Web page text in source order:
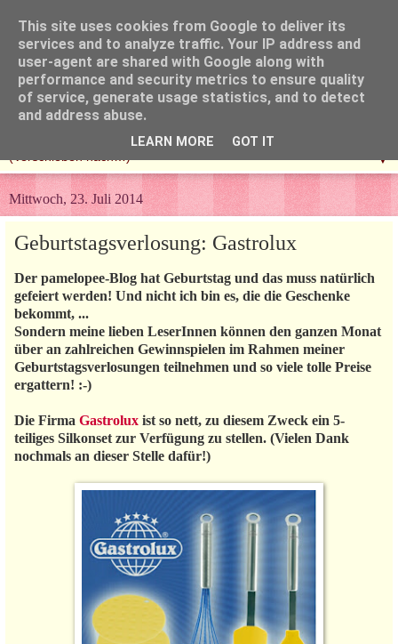
▼
Mittwoch, 23. Juli 2014
Geburtstagsverlosung: Gastrolux
Der pamelopee-Blog hat Geburtstag und das muss natürlich
gefeiert werden! Und nicht ich bin es, die die Geschenke
bekommt, ...
Sondern meine lieben LeserInnen können den ganzen Monat
über an zahlreichen Gewinnspielen im Rahmen meiner
Geburtstagsverlosungen teilnehmen und so viele tolle Preise
ergattern! :-)
Die Firma Gastrolux ist so nett, zu diesem Zweck ein 5-
teiliges Silkonset zur Verfügung zu stellen. (Vielen Dank
nochmals an dieser Stelle dafür!)
This site uses cookies from Google to deliver its
services and to analyze traffic. Your IP address and
user-agent are shared with Google along with
performance and security metrics to ensure quality
of service, generate usage statistics, and to detect
and address abuse.
LEARN MORE GOT IT